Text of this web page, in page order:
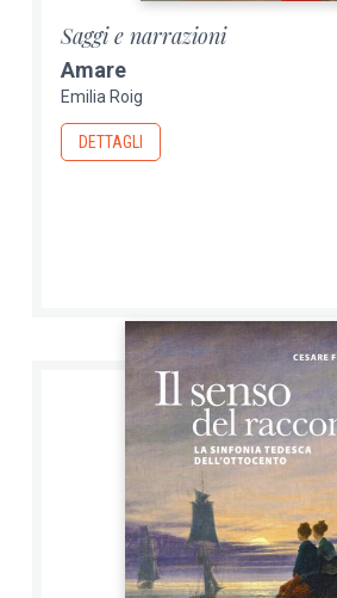
Saggi e narrazioni
Amare
Emilia Roig
DETTAGLI